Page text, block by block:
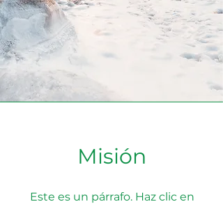
Misión
Este es un párrafo. Haz clic en